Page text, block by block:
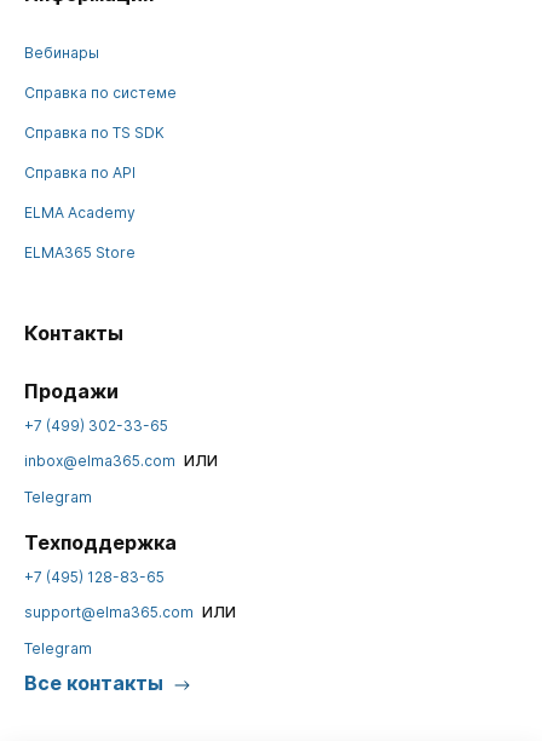
Вебинары
Справка по системе
Справка по TS SDK
Справка по API
ELMA Academy
ELMA365 Store
Контакты
Продажи
+7 (499) 302-33-65
inbox@elma365.com или
Telegram
Техподдержка
+7 (495) 128-83-65
support@elma365.com или
Telegram
Все контакты